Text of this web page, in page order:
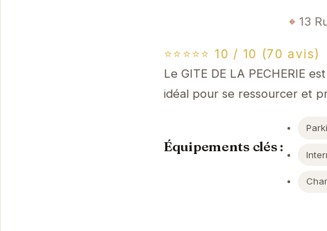
13
⭐⭐⭐⭐⭐ 10 / 10 (70 avis)
Le GITE DE LA PECHERIE
idéal pour se ressourcer et
Équipements clés :